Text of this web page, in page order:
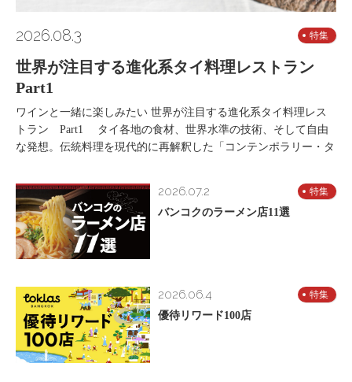
2026.08.3 特集
世界が注目する進化系タイ料理レストラン
Part1
ワインと一緒に楽しみたい 世界が注目する進化系タイ料理レス
トラン Part1 タイ各地の食材、世界水準の技術、そして自由
な発想。伝統料理を現代的に再解釈した「コンテンポラリー・タ
2026.07.2 特集
バンコクのラーメン店11選
2026.06.4 特集
優待リワード100店